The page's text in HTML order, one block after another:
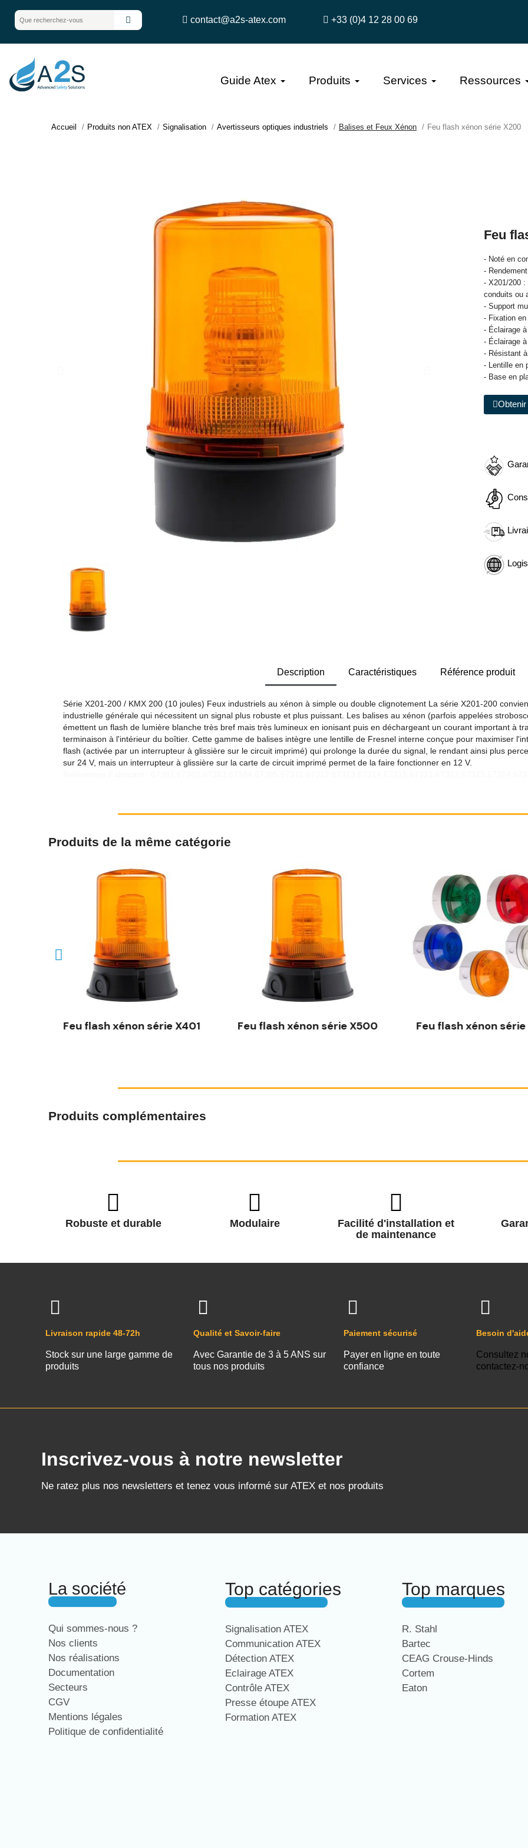
contact@a2s-atex.com +33 (0)4 12 28 00 69
Guide Atex Produits Services Ressources
Accueil Produits non ATEX Signalisation Avertisseurs optiques industriels Balises et Feux Xénon Feu flash xénon série X200
Feu
- Noté en
-
- X201/200
conduits ou
- Support
- Fixation
- Éclairage
- Éclairage
- Résistant
- Lentille en
- Base en
Description Caractéristiques Référence produit
Série X201-200 / KMX 200 (10 joules) Feux industriels au xénon à simple ou double clignotement La série X201-200
industrielle générale qui nécessitent un signal plus robuste et plus puissant. Les balises au xénon (parfois appelées
émettent un flash de lumière blanche très bref mais très lumineux en ionisant puis en déchargeant un courant important à
terminaison à l'intérieur du boîtier. Cette gamme de balises intègre une lentille de Fresnel interne conçue pour maximiser
flash (activée par un interrupteur à glissière sur le circuit imprimé) qui prolonge la durée du signal, le rendant ainsi plus
sur 24 V, mais un interrupteur à glissière sur la carte de circuit imprimé permet de la faire fonctionner en 12 V.
Produits de la même catégorie
Feu flash xénon série X401 Feu flash xénon série X500 Feu flash xénon série
Produits complémentaires
Robuste et durable Modulaire
Facilité d'installation et
de maintenance
Livraison rapide 48-72h
Stock sur une large gamme de
produits
Qualité et Savoir-faire
Avec Garantie de 3 à 5 ANS sur
tous nos produits
Paiement sécurisé
Payer en ligne en toute
confiance
Besoin
Consultez
contactez-
Inscrivez-vous à notre newsletter
Ne ratez plus nos newsletters et tenez vous informé sur ATEX et nos produits
La société
Qui sommes-nous ?
Nos clients
Nos réalisations
Documentation
Secteurs
CGV
Mentions légales
Politique de confidentialité
Top catégories
Signalisation ATEX
Communication ATEX
Détection ATEX
Eclairage ATEX
Contrôle ATEX
Presse étoupe ATEX
Formation ATEX
Top marques
R. Stahl
Bartec
CEAG Crouse-Hinds
Cortem
Eaton